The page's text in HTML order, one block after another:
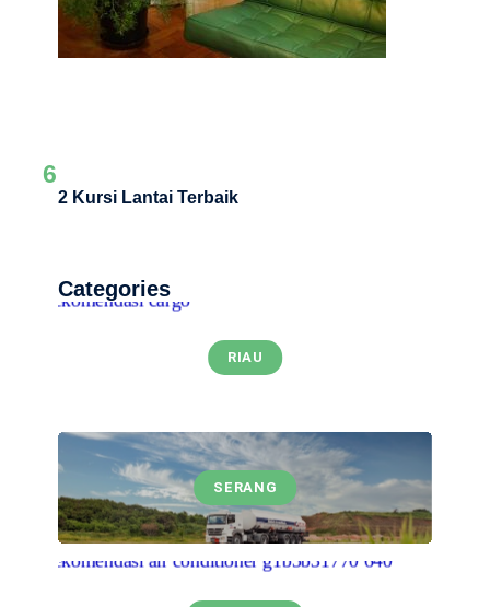
6
2 Kursi Lantai Terbaik
Categories
RIAU
SERANG